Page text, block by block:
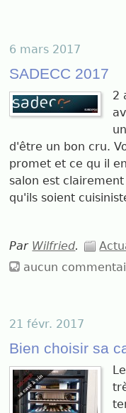
6 mars 2017
SADECC 2017
2
d'être un bon cru.
promet et ce qu il
salon est
qu'ils soient
Par Wilfried.
aucun
21 févr. 2017
Bien choisir sa